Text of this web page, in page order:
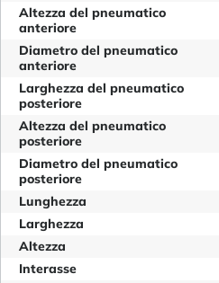
Altezza del pneumatico
anteriore
Diametro del pneumatico
anteriore
Larghezza del pneumatico
posteriore
Altezza del pneumatico
posteriore
Diametro del pneumatico
posteriore
Lunghezza
Larghezza
Altezza
Interasse